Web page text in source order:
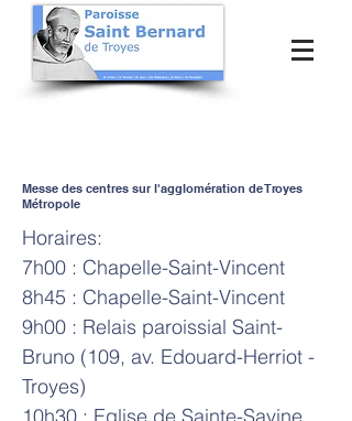
Messe des centres sur l'agglomération de Troyes
Métropole
Horaires:
7h00 : Chapelle-Saint-Vincent
8h45 : Chapelle-Saint-Vincent
9h00 : Relais paroissial Saint-
Bruno (109, av. Edouard-Herriot -
Troyes)